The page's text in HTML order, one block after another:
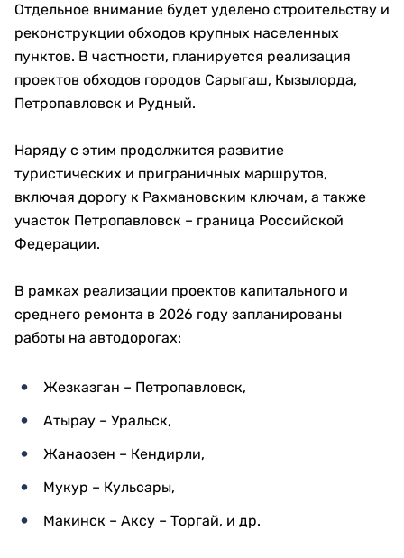
Отдельное внимание будет уделено строительству и
реконструкции обходов крупных населенных
пунктов. В частности, планируется реализация
проектов обходов городов Сарыгаш, Кызылорда,
Петропавловск и Рудный.
Наряду с этим продолжится развитие
туристических и приграничных маршрутов,
включая дорогу к Рахмановским ключам, а также
участок Петропавловск – граница Российской
Федерации.
В рамках реализации проектов капитального и
среднего ремонта в 2026 году запланированы
работы на автодорогах:
Жезказган – Петропавловск,
Атырау – Уральск,
Жанаозен – Кендирли,
Мукур – Кульсары,
Макинск – Аксу – Торгай, и др.